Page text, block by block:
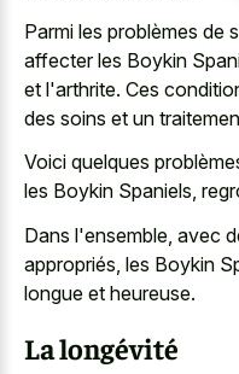
Parmi les problèmes de
affecter les Boykin
et l'arthrite. Ces
des soins et un
Voici quelques
les Boykin Spaniels,
Dans l'ensemble, avec
appropriés, les Boykin
longue et heureuse.
La longévité